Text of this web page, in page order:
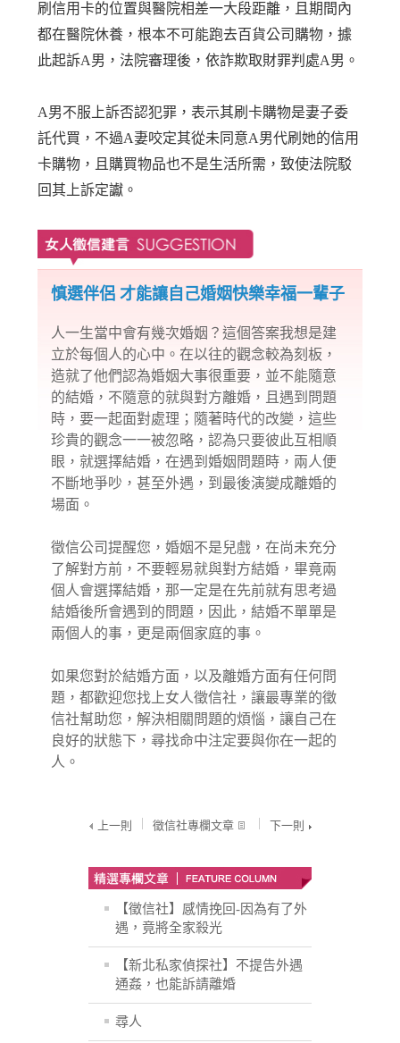
刷信用卡的位置與醫院相差一大段距離，且期間內
都在醫院休養，根本不可能跑去百貨公司購物，據
此起訴A男，法院審理後，依詐欺取財罪判處A男。
A男不服上訴否認犯罪，表示其刷卡購物是妻子委
託代買，不過A妻咬定其從未同意A男代刷她的信用
卡購物，且購買物品也不是生活所需，致使法院駁
回其上訴定讞。
慎選伴侶 才能讓自己婚姻快樂幸福一輩子
人一生當中會有幾次婚姻？這個答案我想是建
立於每個人的心中。在以往的觀念較為刻板，
造就了他們認為婚姻大事很重要，並不能隨意
的結婚，不隨意的就與對方離婚，且遇到問題
時，要一起面對處理；隨著時代的改變，這些
珍貴的觀念一一被忽略，認為只要彼此互相順
眼，就選擇結婚，在遇到婚姻問題時，兩人便
不斷地爭吵，甚至外遇 ，到最後演變成離婚的
場面。
徵信公司提醒您，婚姻不是兒戲，在尚未充分
了解對方前，不要輕易就與對方結婚，畢竟兩
個人會選擇結婚，那一定是在先前就有思考過
結婚後所會遇到的問題，因此，結婚不單單是
兩個人的事，更是兩個家庭的事。
如果您對於結婚方面，以及離婚方面有任何問
題，都歡迎您找上女人徵信社，讓最專業的徵
信社幫助您，解決相關問題的煩惱，讓自己在
良好的狀態下，尋找命中注定要與你在一起的
人。
上一則 徵信社專欄文章 下一則
【徵信社】感情挽回-因為有了外
遇，竟將全家殺光
【新北私家偵探社】不提告外遇
通姦，也能訴請離婚
尋人